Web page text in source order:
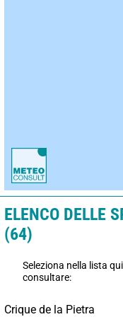
ELENCO DELLE
(64)
Seleziona nella lista
consultare:
Crique de la Pietra